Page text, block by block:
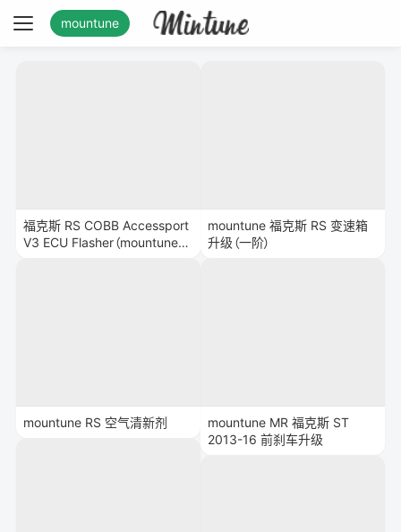
mountune
福克斯 RS COBB Accessport
V3 ECU Flasher（mountune
mountune RS 空气清新剂
mountune 福克斯 RS 变速箱
升级（一阶）
mountune MR 福克斯 ST
2013-16 前刹车升级